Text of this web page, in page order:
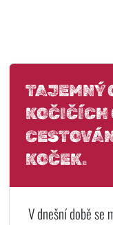
TAJEMNÝ
KOČIČÍCH
KOČEK.
V dnešní době se